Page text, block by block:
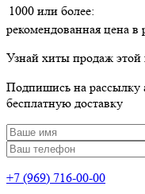
1000 или более:
рекомендованная цена в
Узнай хиты продаж этой
Подпишись на
бесплатную доставку
+7 (969) 716-00-00